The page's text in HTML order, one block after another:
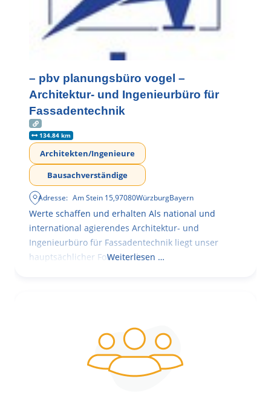
– pbv planungsbüro vogel –
Architektur- und Ingenieurbüro für
Fassadentechnik
134.84 km
Architekten/Ingenieure
Bausachverständige
Adresse: Am Stein 15,97080WürzburgBayern
Werte schaffen und erhalten Als national und
international agierendes Architektur- und
Ingenieurbüro für Fassadentechnik liegt unser
hauptsächlicher Fokus in der
Weiterlesen …